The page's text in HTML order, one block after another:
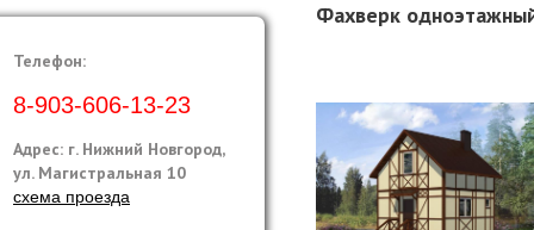
Фахверк
Телефон:
8-903-606-13-23
Адрес: г. Нижний Новгород,
ул. Магистральная 10
схема проезда